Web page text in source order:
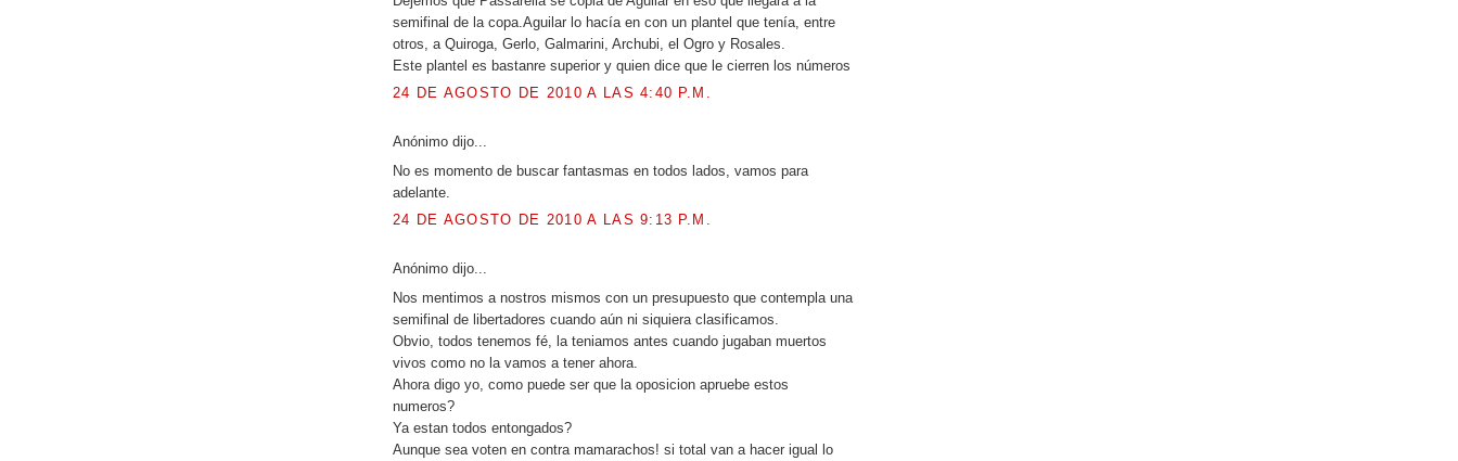
semifinal de la copa.Aguilar lo hacía en con un plantel que tenía, entre
otros, a Quiroga, Gerlo, Galmarini, Archubi, el Ogro y Rosales.
Este plantel es bastanre superior y quien dice que le cierren los números
24 DE AGOSTO DE 2010 A LAS 4:40 P.M.
Anónimo dijo...
No es momento de buscar fantasmas en todos lados, vamos para
adelante.
24 DE AGOSTO DE 2010 A LAS 9:13 P.M.
Anónimo dijo...
Nos mentimos a nostros mismos con un presupuesto que contempla una
semifinal de libertadores cuando aún ni siquiera clasificamos.
Obvio, todos tenemos fé, la teniamos antes cuando jugaban muertos
vivos como no la vamos a tener ahora.
Ahora digo yo, como puede ser que la oposicion apruebe estos
numeros?
Ya estan todos entongados?
Aunque sea voten en contra mamarachos! si total van a hacer igual lo